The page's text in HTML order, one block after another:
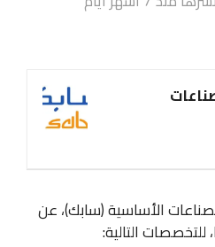
الأساسية (سابك)، عن